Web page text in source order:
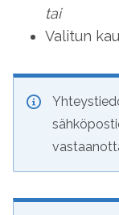
tai
Valitun